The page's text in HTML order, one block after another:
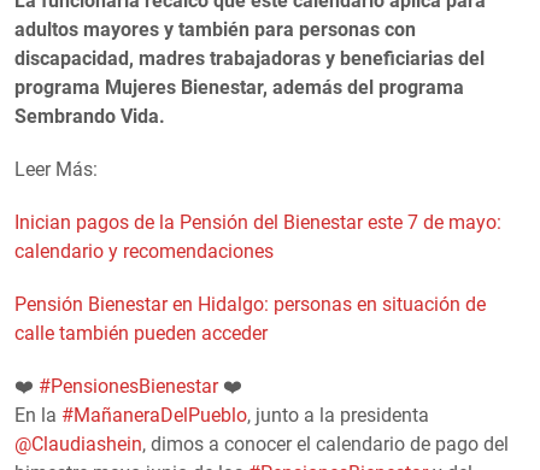
adultos mayores y también para personas con
discapacidad, madres trabajadoras y beneficiarias del
programa Mujeres Bienestar, además del programa
Sembrando Vida.
Leer Más:
Inician pagos de la Pensión del Bienestar este 7 de mayo:
calendario y recomendaciones
Pensión Bienestar en Hidalgo: personas en situación de
calle también pueden acceder
❤️ #PensionesBienestar❤️
En la #MañaneraDelPueblo, junto a la presidenta
@Claudiashein, dimos a conocer el calendario de pago del